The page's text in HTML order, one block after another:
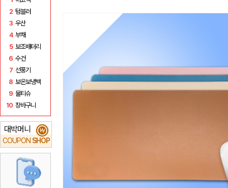
2 텀블러
3 우산
4 부채
5 보조배터리
6 수건
7 선풍기
8 보온보냉백
9 물티슈
10 장바구니
대박머니
COUPON SHOP
₩